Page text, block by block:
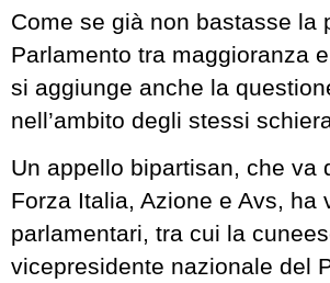
Come se già non bastasse la
Parlamento tra maggioranza
si aggiunge anche la
nell’ambito degli stessi
Un appello bipartisan, che va
Forza Italia, Azione e Avs,
parlamentari, tra cui la
vicepresidente nazionale del